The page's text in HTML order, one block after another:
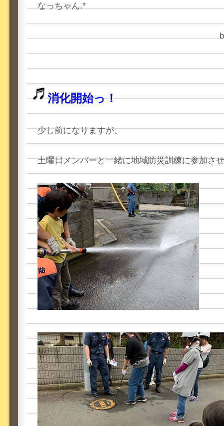
なっちゃん.*
消化開始っ！
少し前になりますが、
土曜日メンバーと一緒に地域防災訓練に参加さ